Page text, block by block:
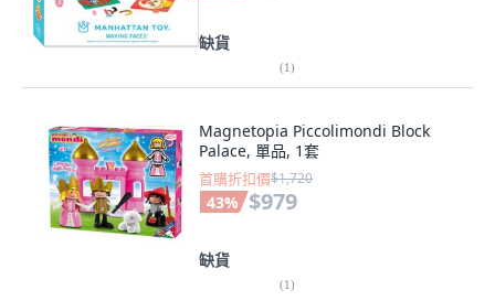
缺貨
(1)
Magnetopia Piccolimondi Block
Palace, 單品, 1套
首購折扣價$1,720
43% $979
缺貨
(1)